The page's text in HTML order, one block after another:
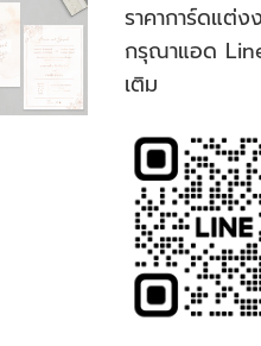
ราคาการ์ดแต่
กรุณาแอด
เติม